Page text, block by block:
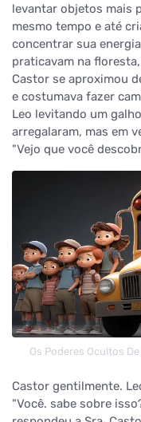
levantar objetos mais
mesmo tempo e até
concentrar sua
praticavam na
Castor se aproximou
e costumava fazer
Leo levitando um
arregalaram, mas em
"Vejo que você
Os Poderes Ocultos
Castor gentilmente.
"Você. sabe sobre